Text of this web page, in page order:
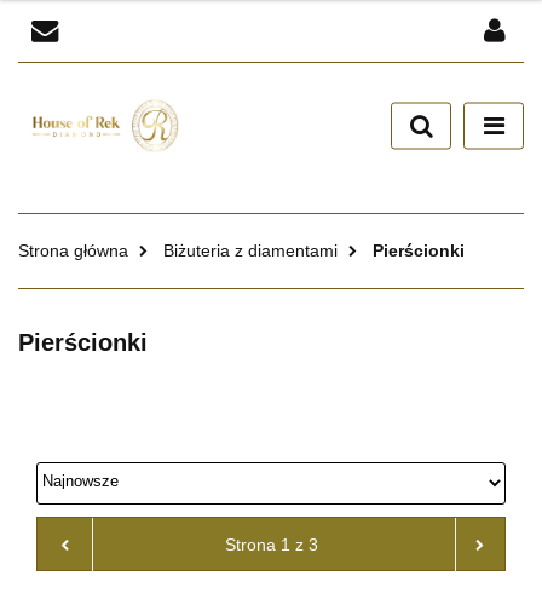
Zaloguj się
Zarejestruj się
Strona główna Biżuteria z diamentami Pierścionki
Pierścionki